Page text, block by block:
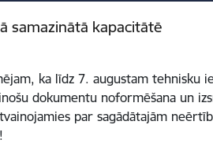
samazinātā kapacitātē
ka līdz 7. augustam tehnisku
dokumentu noformēšana un
par sagādātajām